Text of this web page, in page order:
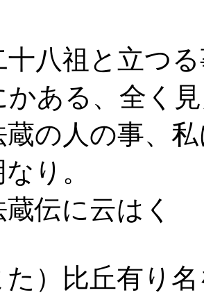
八祖と立つ
かある、全く
蔵の人の事、
り。
伝に云はく
た）比丘有り